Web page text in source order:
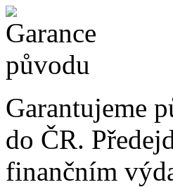
Garantujeme
do ČR.
finančním